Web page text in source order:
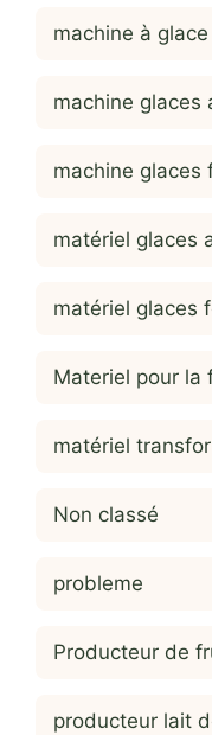
machine à glace
machine glaces
machine glaces
matériel glaces
matériel glaces
Materiel pour la
matériel
Non classé
probleme
Producteur de
producteur lait